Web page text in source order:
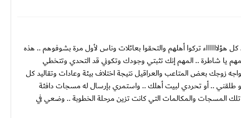
تركوا أهلهم والتحقوا بعائلات وناس لأول مرة بشوفوهم .. هذه
يا شاطرة .. المهم إنك تثبتي وجودك وتكوني قد التحدي وتتخطي
زوجك بعض المتاعب والعراقيل نتيجة اختلاف بيئة وعادات وتقاليد كل
طلقني .. أو تحردي لبيت أهلك .. واستمري بإرسال له مسجات دافئة
تلك المسجات والمكالمات التي كانت تزين مرحلة الخطوبة .. وضعي في